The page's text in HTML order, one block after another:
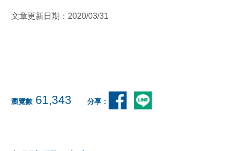
文章更新日期：2020/03/31
瀏覽數 61,343 分享：